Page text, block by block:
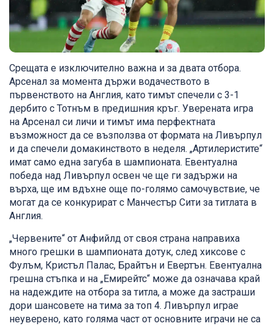
Срещата е изключително важна и за двата отбора.
Арсенал за момента държи водачеството в
първенството на Англия, като тимът спечели с 3-1
дербито с Тотнъм в предишния кръг. Уверената игра
на Арсенал си личи и тимът има перфектната
възможност да се възползва от формата на Ливърпул
и да спечели домакинството в неделя. „Артилеристите“
имат само една загуба в шампионата. Евентуална
победа над Ливърпул освен че ще ги задържи на
върха, ще им вдъхне още по-голямо самочувствие, че
могат да се конкурират с Манчестър Сити за титлата в
Англия.
„Червените“ от Анфийлд от своя страна направиха
много грешки в шампионата дотук, след хиксове с
Фулъм, Кристъл Палас, Брайтън и Евертън. Евентуална
грешна стъпка и на „Емирейтс“ може да означава край
на надеждите на отбора за титла, а може да застраши
дори шансовете на тима за топ 4. Ливърпул играе
неуверено, като голяма част от основните играчи не са